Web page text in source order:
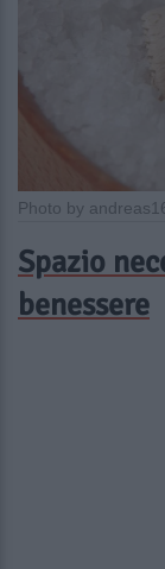
Photo by
Spazio
benessere